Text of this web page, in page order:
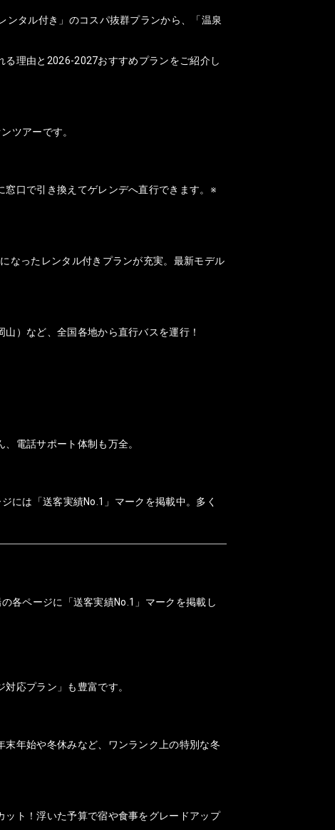
タル付き」のコスパ抜群プランから、「温泉
理由と2026-2027おすすめプランをご紹介し
ツアーです。
口で引き換えてゲレンデへ直行できます。※
なったレンタル付きプランが充実。最新モデル
）など、全国各地から直行バスを運行！
電話サポート体制も万全。
には「送客実績No.1」マークを掲載中。多く
各ページに「送客実績No.1」マークを掲載し
応プラン」も豊富です。
末年始や冬休みなど、ワンランク上の特別な冬
ト！浮いた予算で宿や食事をグレードアップ